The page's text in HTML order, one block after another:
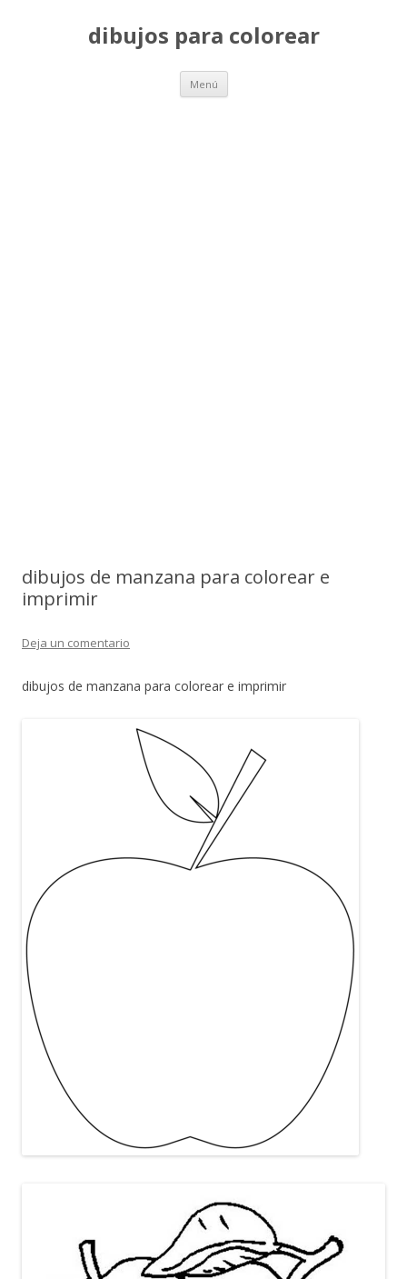
dibujos para colorear
Menú Saltar
contenido
dibujos de manzana para colorear e
imprimir
Deja un comentario
dibujos de manzana para colorear e imprimir